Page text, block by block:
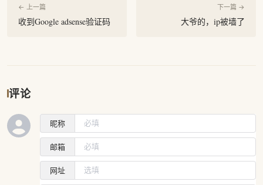
← 上一篇
收到Google adsense验证码
下一篇 →
大爷的，ip被墙了
评论
昵称
邮箱
网址